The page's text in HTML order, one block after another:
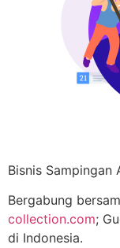
Bisnis Sampingan
Bergabung
collection.com;
di Indonesia.